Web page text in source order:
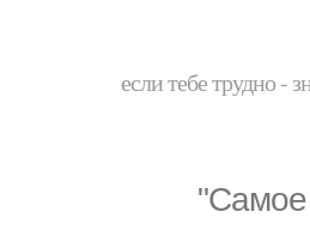
если тебе трудно -
"Самое